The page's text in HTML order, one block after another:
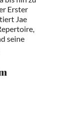
Erster
Jae
seine